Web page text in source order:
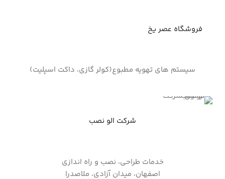
فروشگاه عصر یخ
سیستم های تهویه مطبوع(کولر گازی، داکت اسپلیت)
شرکت الو نصب
خدمات طراحی، نصب و راه اندازی
اصفهان، میدان آزادی، ملاصدرا